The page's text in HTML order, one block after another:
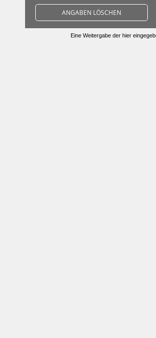
ANGABEN LÖSCHEN
Eine Weitergabe der hier